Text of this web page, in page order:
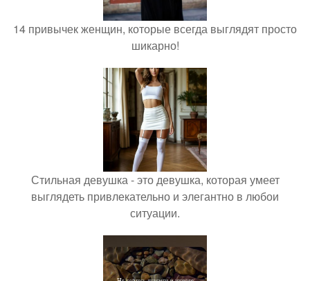
14 привычек женщин, которые всегда выглядят просто
шикарно!
Стильная девушка - это девушка, которая умеет
выглядеть привлекательно и элегантно в любои
ситуации.